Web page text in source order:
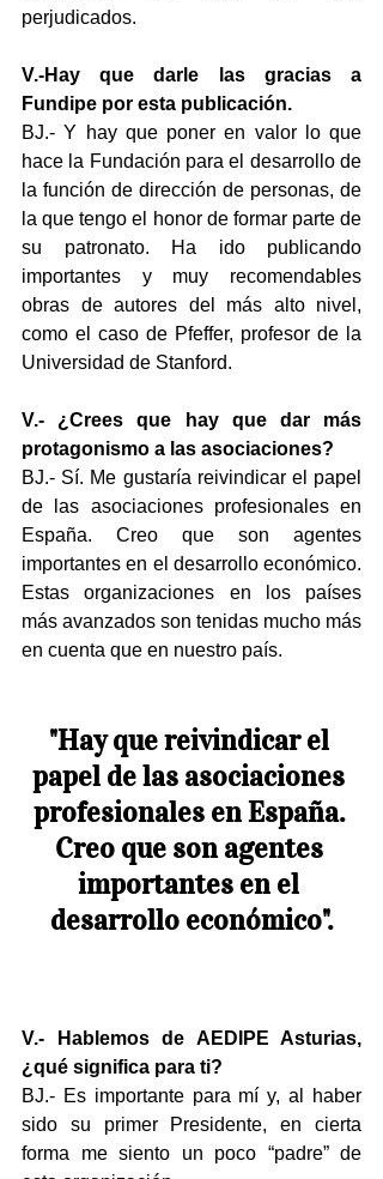
perjudicados.
V.-Hay que darle las gracias a
Fundipe por esta publicación.
BJ.- Y hay que poner en valor lo que
hace la Fundación para el desarrollo de
la función de dirección de personas, de
la que tengo el honor de formar parte de
su patronato. Ha ido publicando
importantes y muy recomendables
obras de autores del más alto nivel,
como el caso de Pfeffer, profesor de la
Universidad de Stanford.
V.- ¿Crees que hay que dar más
protagonismo a las asociaciones?
BJ.- Sí. Me gustaría reivindicar el papel
de las asociaciones profesionales en
España. Creo que son agentes
importantes en el desarrollo económico.
Estas organizaciones en los países
más avanzados son tenidas mucho más
en cuenta que en nuestro país.
"Hay que reivindicar el
papel de las asociaciones
profesionales en España.
Creo que son agentes
importantes en el
desarrollo económico".
V.- Hablemos de AEDIPE Asturias,
¿qué significa para ti?
BJ.- Es importante para mí y, al haber
sido su primer Presidente, en cierta
forma me siento un poco “padre” de